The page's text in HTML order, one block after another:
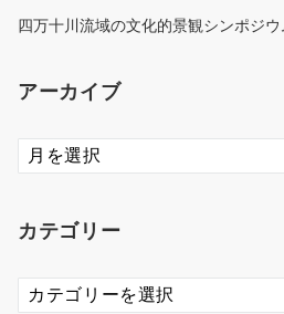
四万十川流域の文化的景観シンポジウ
アーカイブ
ア
ー
ブ
カテゴリー
カ
テ